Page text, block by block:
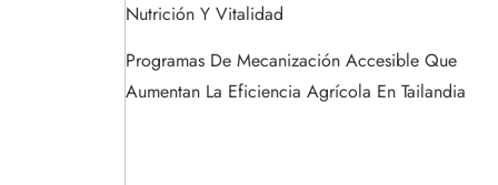
Nutrición Y Vitalidad
Programas De Mecanización Accesible Que
Aumentan La Eficiencia Agrícola En Tailandia